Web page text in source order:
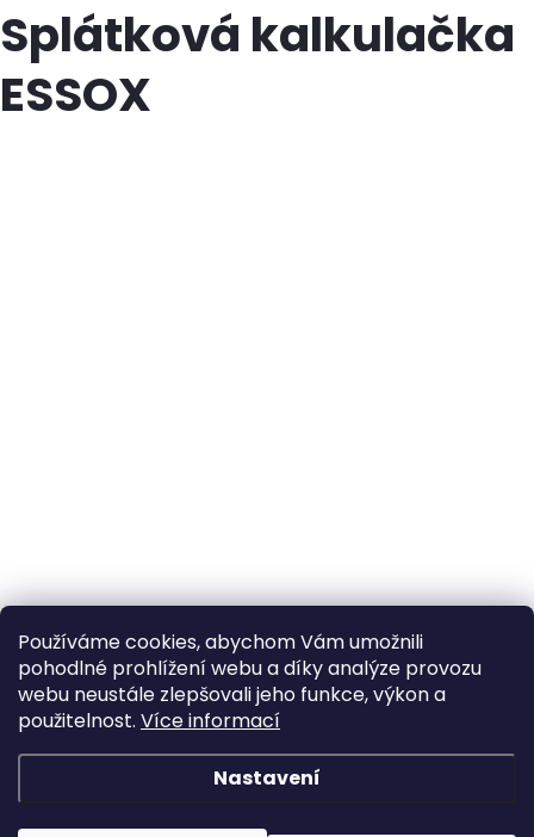
Používáme cookies, abychom Vám umožnili
pohodlné prohlížení webu a díky analýze provozu
webu neustále zlepšovali jeho funkce, výkon a
použitelnost. Více informací
Nastavení
Splátková kalkulačka
ESSOX